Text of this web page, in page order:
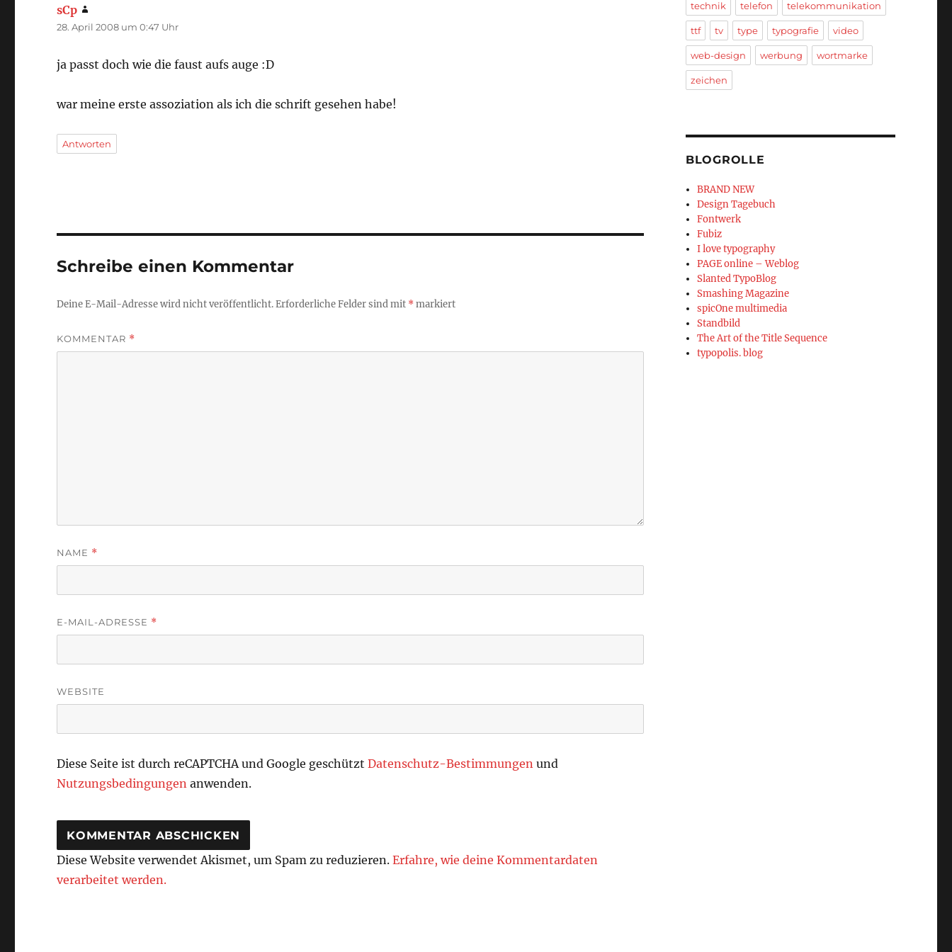
sCp
28. April 2008 um 0:47 Uhr
ja passt doch wie die faust aufs auge :D
war meine erste assoziation als ich die schrift gesehen habe!
Antworten
Schreibe einen Kommentar
Deine E-Mail-Adresse wird nicht veröffentlicht.Erforderliche Felder sind mit *markiert
KOMMENTAR *
NAME *
E-MAIL-ADRESSE *
WEBSITE
Diese Seite ist durch reCAPTCHA und Google geschütztDatenschutz-Bestimmungen und
Nutzungsbedingungen anwenden.
Diese Website verwendet Akismet, um Spam zu reduzieren.Erfahre, wie deine Kommentardaten
verarbeitet werden.
technik telefon telekommunikation
ttf tv type typografie video
web-design werbung wortmarke
zeichen
BLOGROLLE
BRAND NEW
Design Tagebuch
Fontwerk
Fubiz
I love typography
PAGE online – Weblog
Slanted TypoBlog
Smashing Magazine
spicOne multimedia
Standbild
The Art of the Title Sequence
typopolis. blog